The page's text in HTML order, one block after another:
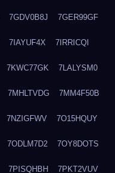
7GDV0B8J 7GER99GF
7IAYUF4X 7IRRICQI
7KWC77GK 7LALYSM0
7MHLTVDG 7MM4F50B
7NZIGFWV 7O15HQUY
7ODLM7D2 7OY8DOTS
7PISQHBH 7PKT2VUV